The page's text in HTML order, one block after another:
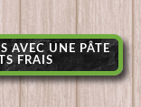
AVEC UNE PÂTE
FRAIS